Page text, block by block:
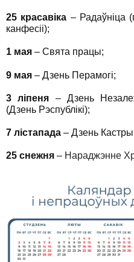
25 красавіка – Радаўніца
канфесіі);
1 мая – Свята працы;
9 мая – Дзень Перамогі;
3 ліпеня – Дзень
(Дзень Рэспублікі);
7 лістапада – Дзень
25 снежня – Нараджэнне